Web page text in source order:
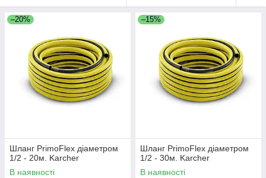
–20%
Шланг PrimoFlex діаметром
1/2 - 20м. Karcher
В наявності
–15%
Шланг PrimoFlex діаметром
1/2 - 30м. Karcher
В наявності